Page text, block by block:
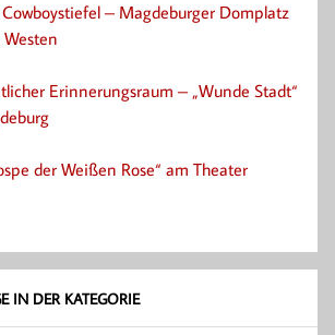
Cowboystiefel – Magdeburger Domplatz
Erinnerungsraum – „Wunde Stadt“
der Weißen Rose“ am Theater
IN DER KATEGORIE